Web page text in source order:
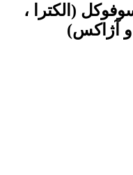
(الکترا ،
و آژاکس)